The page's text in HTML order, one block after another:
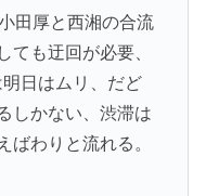
田厚と西湘の合流
ても迂回が必要、
日はムリ、だど
しかない、渋滞は
ばわりと流れる。